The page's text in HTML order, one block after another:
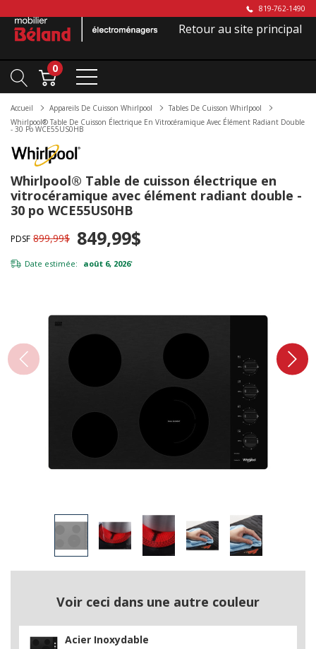
819-762-1490
Retour au site principal
0
Accueil Appareils De Cuisson Whirlpool
Tables De Cuisson Whirlpool
Whirlpool® Table De Cuisson Électrique En Vitrocéramique Avec Élément Radiant Double
- 30 Po WCE55US0HB
Whirlpool® Table de cuisson électrique en
vitrocéramique avec élément radiant double -
30 po WCE55US0HB
PDSF 899,99$ 849,99$
Date estimée: août 6, 2026*
Voir ceci dans une autre couleur
Acier Inoxydable